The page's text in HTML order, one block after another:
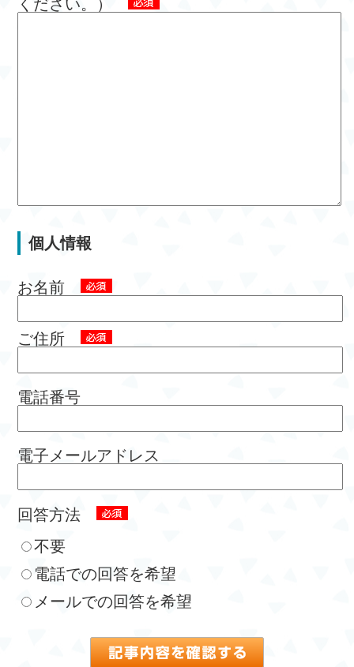
ください。）
個人情報
お名前
ご住所
電話番号
電子メールアドレス
回答方法
不要
電話での回答を希望
メールでの回答を希望